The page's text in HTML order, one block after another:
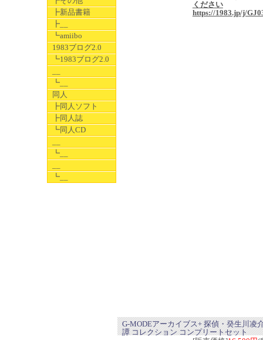
┣新品書籍
┣__
┗amiibo
1983ブログ2.0
┗1983ブログ2.0
┗__
同人
┣同人ソフト
┣同人誌
┗同人CD
┗__
┗__
ください
https://1983.jp/j/
G-MODEアーカイブス+ 探偵・癸生川凌
譚 コレクション コンプリートセット